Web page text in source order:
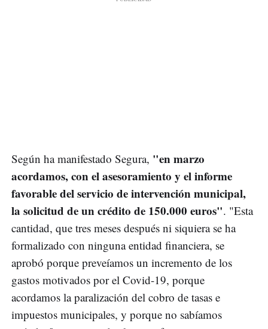
Según ha manifestado Segura, "en marzo
acordamos, con el asesoramiento y el informe
favorable del servicio de intervención municipal,
la solicitud de un crédito de 150.000 euros". "Esta
cantidad, que tres meses después ni siquiera se ha
formalizado con ninguna entidad financiera, se
aprobó porque preveíamos un incremento de los
gastos motivados por el Covid-19, porque
acordamos la paralización del cobro de tasas e
impuestos municipales, y porque no sabíamos